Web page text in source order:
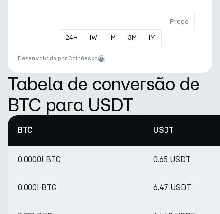
24H 1W 1M 3M 1Y
Preço
Desenvolvido por CoinGecko
Tabela de conversão de
BTC para USDT
BTC USDT
0.00001 BTC 0.65 USDT
0.0001 BTC 6.47 USDT